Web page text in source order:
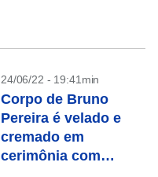
24/06/22 - 19:41min
Corpo de Bruno
Pereira é velado e
cremado em
cerimônia com